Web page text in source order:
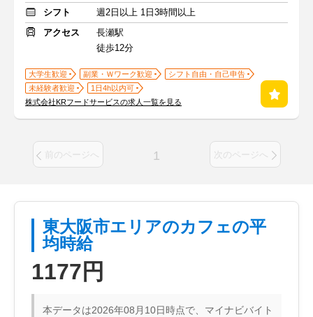
シフト
週2日以上 1日3時間以上
アクセス
長瀬駅
徒歩12分
大学生歓迎 副業・Ｗワーク歓迎
シフト自由・自己申告
未経験者歓迎
1日4h以内可
株式会社KRフードサービスの求人一覧を見る
前のページへ 1 次のページへ
東大阪市エリアのカフェの平
均時給
1177円
本データは2026年08月10日時点で、マイナビバイト